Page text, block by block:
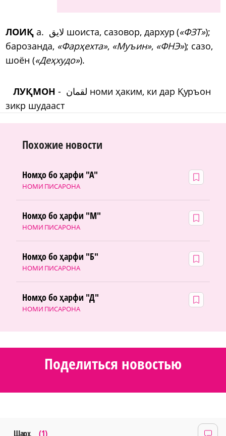
ЛОИҚ а. لایق шоиста, сазовор, дархур («ФЗТ»);
барозанда, «Фарҳехта», «Муъин», «ФНЭ»); сазо,
шоён («Деҳхудо»).
ЛУҚМОН - لقمان номи ҳаким, ки дар Қуръон
зикр шудааст
Похожие новости
НОМИ ПИСАРОНА
Номҳо бо ҳарфи "А"
НОМИ ПИСАРОНА
Номҳо бо ҳарфи "М"
НОМИ ПИСАРОНА
Номҳо бо ҳарфи "Б"
НОМИ ПИСАРОНА
Номҳо бо ҳарфи "Д"
Поделиться новостью
Шарҳ (1)